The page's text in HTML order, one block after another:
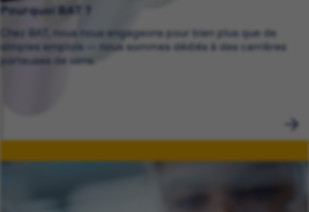
Pourquoi BAT ?
Chez BAT, nous nous engageons pour bien plus que de
simples emplois — nous sommes dédiés à des carrières
porteuses de sens.